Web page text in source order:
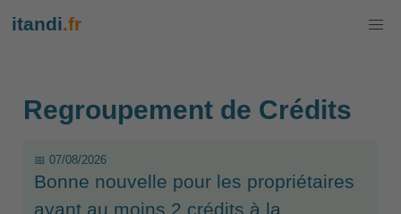
itandi.fr
Regroupement de Crédits
📅 07/08/2026
Bonne nouvelle pour les propriétaires
ayant au moins 2 crédits à la